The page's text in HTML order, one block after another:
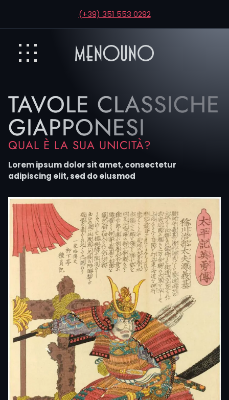
(+39) 351 553 0292
TAVOLE CLASSICHE
GIAPPONESI
QUAL È LA SUA UNICITÀ?
Lorem ipsum dolor sit amet, consectetur
adipiscing elit, sed do eiusmod